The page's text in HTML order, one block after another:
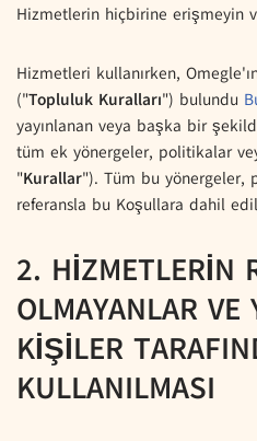
Hizmetlerin hiçbirine erişmeyin
Hizmetleri kullanırken,
("Topluluk Kuralları") bulundu
yayınlanan veya başka bir
tüm ek yönergeler, politikalar
"Kurallar"). Tüm bu yönergeler,
referansla bu Koşullara dahil
2. HİZMETLERİN
OLMAYANLAR VE
KİŞİLER
KULLANILMASI